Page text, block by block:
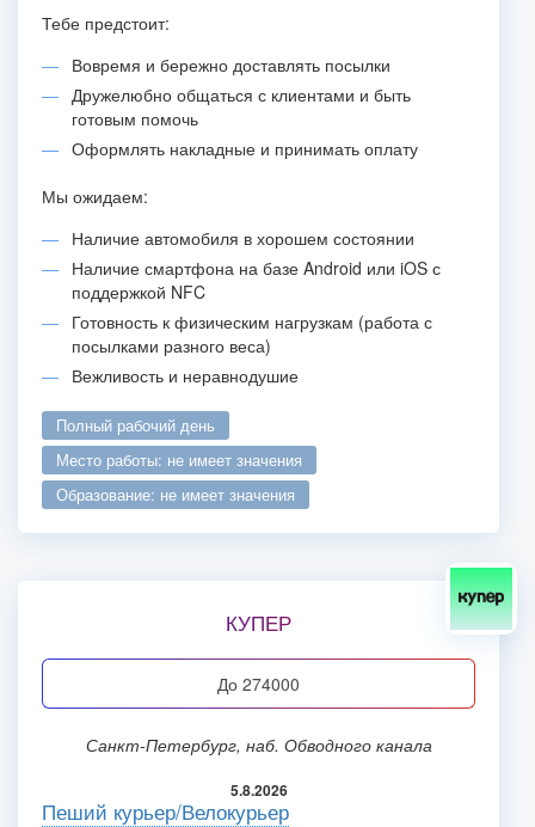
Тебе предстоит:
Вовремя и бережно доставлять посылки
Дружелюбно общаться с клиентами и быть
готовым помочь
Оформлять накладные и принимать оплату
Мы ожидаем:
Наличие автомобиля в хорошем состоянии
Наличие смартфона на базе Android или iOS с
поддержкой NFC
Готовность к физическим нагрузкам (работа с
посылками разного веса)
Вежливость и неравнодушие
полный рабочий день
место работы: не имеет значения
образование: не имеет значения
КУПЕР
до 274000
Санкт-Петербург, наб. Обводного канала
5.8.2026
Пеший курьер/Велокурьер